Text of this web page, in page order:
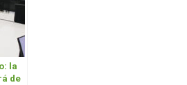
la
de